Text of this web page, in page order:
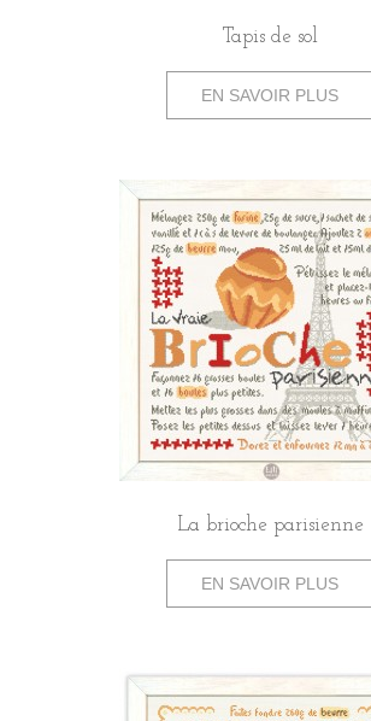
Tapis de sol
EN SAVOIR PLUS
La brioche parisienne
EN SAVOIR PLUS